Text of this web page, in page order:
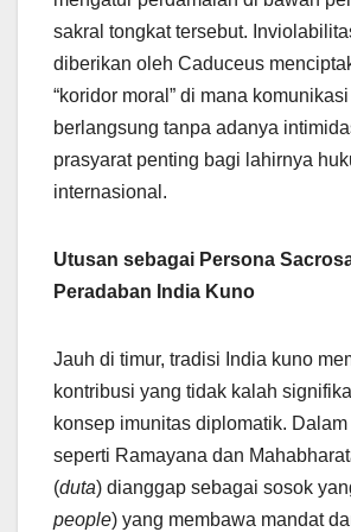
sakral tongkat tersebut.
diberikan oleh Caduceus
“koridor moral” di mana
berlangsung tanpa adanya
prasyarat penting bagi lahirnya
internasional.
Utusan sebagai Persona
Peradaban India Kuno
Jauh di timur, tradisi India kuno
kontribusi yang tidak kalah
konsep imunitas diplomatik.
seperti Ramayana dan
(duta) dianggap sebagai sosok
people) yang membawa mandat